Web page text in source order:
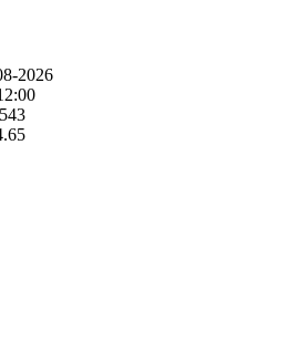
2026